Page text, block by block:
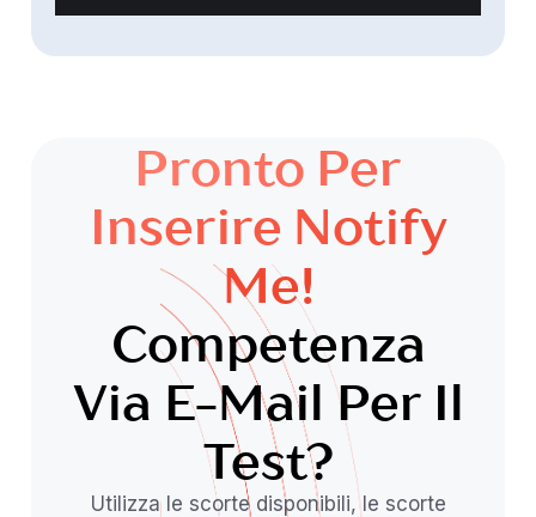
Pronto Per
Inserire Notify
Me!
Competenza
Via E-Mail Per Il
Test?
Utilizza le scorte disponibili, le scorte